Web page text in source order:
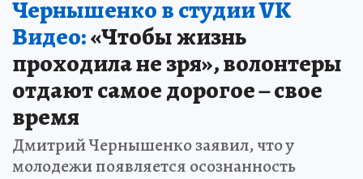
Чернышенко в студии VK
Видео:«Чтобы жизнь
проходила не зря», волонтеры
отдают самое дорогое – свое
время
Дмитрий Чернышенко заявил, что у
молодежи появляется осознанность